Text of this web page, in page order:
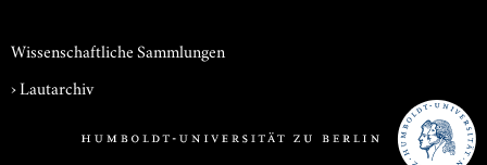
Wissenschaftliche Sammlungen
›Lautarchiv